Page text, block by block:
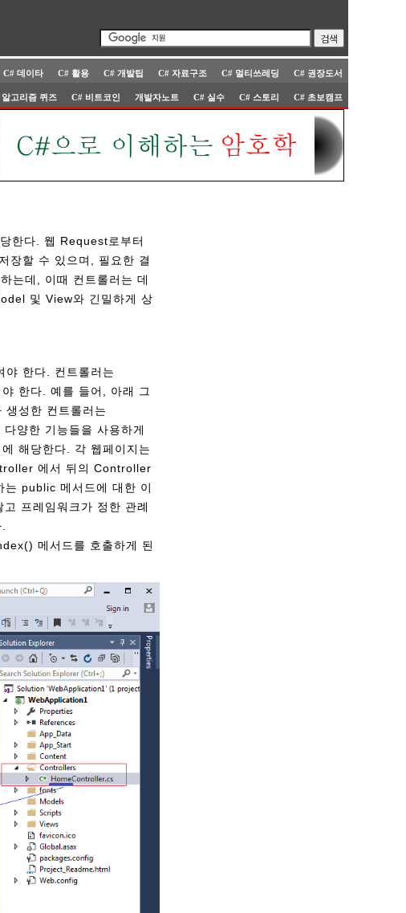
C# 데이타 C# 활용 C# 개발팁 C# 자료구조 C# 멀티쓰레딩 C# 권장도서
알고리즘 퀴즈 C# 비트코인 개발자노트 C# 실수 C# 스토리 C# 초보캠프
한다. 웹 Request로부터
장할 수 있으며, 필요한 결
는데, 이때 컨트롤러는 데
및 View와 긴밀하게 상
한다. 컨트롤러는
한다. 예를 들어, 아래 그
성한 컨트롤러는
양한 기능들을 사용하게
해당한다. 각 웹페이지는
에서 뒤의 Controller
public 메서드에 대한 이
프레임워크가 정한 관례
메서드를 호출하게 된